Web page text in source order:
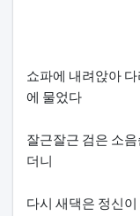
쇼파에 내려앉아
에 물었다
잘근잘근 검은 소
더니
다시 새댁은 정신이